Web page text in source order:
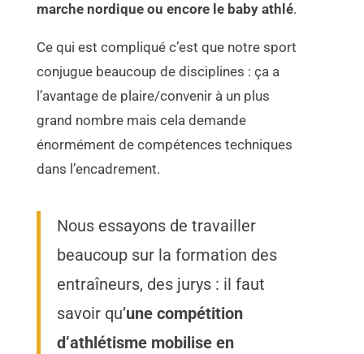
marche nordique ou encore le baby athlé.
Ce qui est compliqué c’est que notre sport
conjugue beaucoup de disciplines : ça a
l’avantage de plaire/convenir à un plus
grand nombre mais cela demande
énormément de compétences techniques
dans l’encadrement.
Nous essayons de travailler
beaucoup sur la formation des
entraîneurs, des jurys : il faut
savoir qu’une compétition
d’athlétisme mobilise en